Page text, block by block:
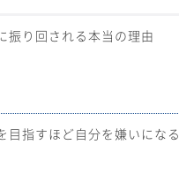
振り回される本当の理由
目指すほど自分を嫌いになる